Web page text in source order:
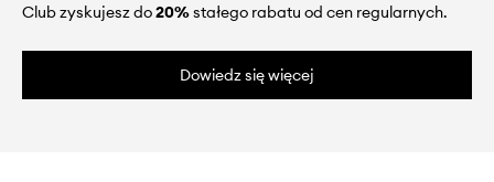
Club zyskujesz do20%stałego rabatu od cen regularnych.
Dowiedz się więcej